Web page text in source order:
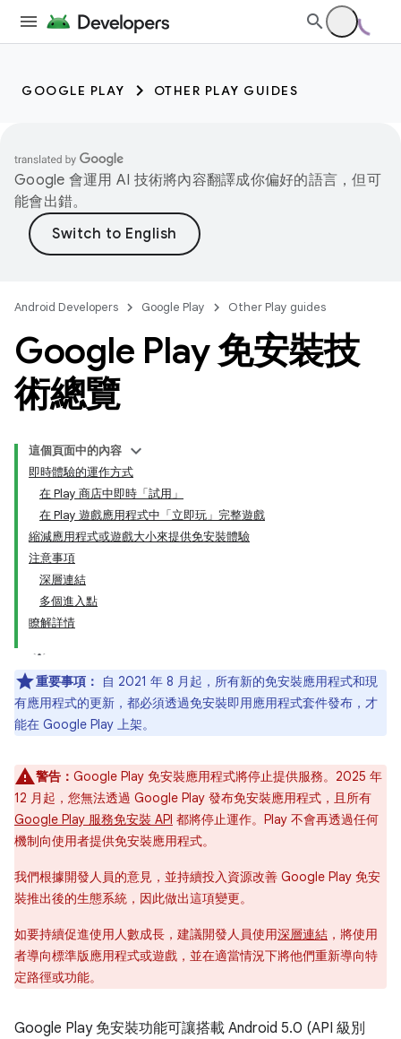
GOOGLE PLAY OTHER PLAY GUIDES
Google 會運用 AI 技術將內容翻譯成你偏好的語言，但可
能會出錯。
Android Developers Google Play Other Play guides
Google Play 免安裝技
術總覽
這個頁面中的內容
即時體驗的運作方式
在 Play 商店中即時「試用」
在 Play 遊戲應用程式中「立即玩」完整遊戲
縮減應用程式或遊戲大小來提供免安裝體驗
注意事項
深層連結
多個進入點
瞭解詳情
重要事項：
自 2021 年 8 月起，所有新的免安裝應用程式和現
有應用程式的更新，都必須透過免安裝即用應用程式套件發布，才
能在 Google Play 上架。
警告： Google Play 免安裝應用程式將停止提供服務。2025 年
12 月起，您無法透過 Google Play 發布免安裝應用程式，且所有
Google Play 服務免安裝 API 都將停止運作。Play 不會再透過任何
機制向使用者提供免安裝應用程式。
我們根據開發人員的意見，並持續投入資源改善 Google Play 免安
裝推出後的生態系統，因此做出這項變更。
如要持續促進使用人數成長，建議開發人員使用深層連結 ，將使用
者導向標準版應用程式或遊戲，並在適當情況下將他們重新導向特
定路徑或功能。
Google Play 免安裝功能可讓搭載 Android 5.0 (API 級別